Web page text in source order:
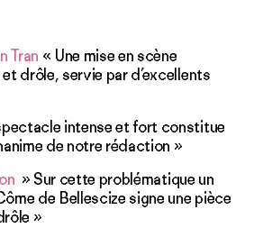
Tran « Une mise en scène
drôle, servie par d’excellents
intense et fort constitue
de notre rédaction »
» Sur cette problématique un
de Bellescize signe une pièce
»